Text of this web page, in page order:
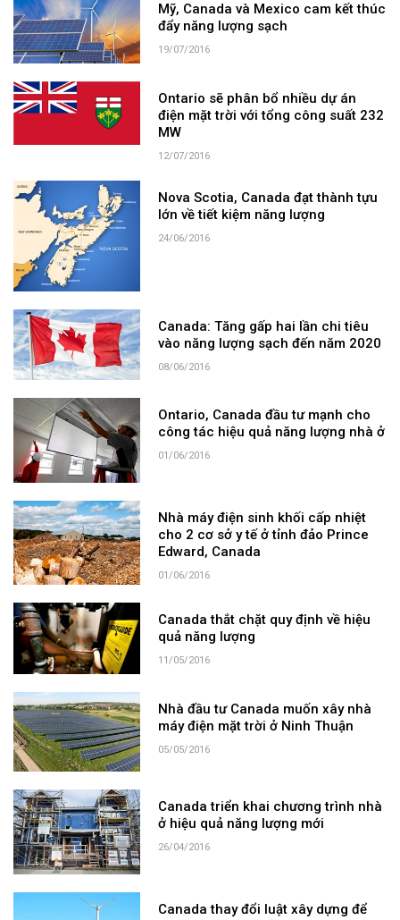
Mỹ, Canada và Mexico cam kết thúc
đẩy năng lượng sạch
19/07/2016
Ontario sẽ phân bổ nhiều dự án
điện mặt trời với tổng công suất 232
MW
12/07/2016
Nova Scotia, Canada đạt thành tựu
lớn về tiết kiệm năng lượng
24/06/2016
Canada: Tăng gấp hai lần chi tiêu
vào năng lượng sạch đến năm 2020
08/06/2016
Ontario, Canada đầu tư mạnh cho
công tác hiệu quả năng lượng nhà ở
01/06/2016
Nhà máy điện sinh khối cấp nhiệt
cho 2 cơ sở y tế ở tỉnh đảo Prince
Edward, Canada
01/06/2016
Canada thắt chặt quy định về hiệu
quả năng lượng
11/05/2016
Nhà đầu tư Canada muốn xây nhà
máy điện mặt trời ở Ninh Thuận
05/05/2016
Canada triển khai chương trình nhà
ở hiệu quả năng lượng mới
26/04/2016
Canada thay đổi luật xây dựng để